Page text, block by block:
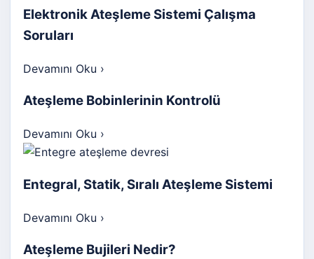
Elektronik Ateşleme Sistemi Çalışma
Soruları
Devamını Oku ›
Ateşleme Bobinlerinin Kontrolü
Devamını Oku ›
Entegral, Statik, Sıralı Ateşleme Sistemi
Devamını Oku ›
Ateşleme Bujileri Nedir?